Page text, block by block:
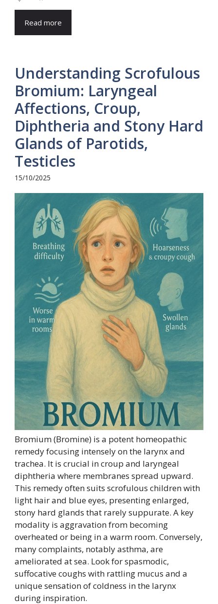
Read more
Understanding Scrofulous
Bromium: Laryngeal
Affections, Croup,
Diphtheria and Stony Hard
Glands of Parotids,
Testicles
15/10/2025
Bromium (Bromine) is a potent homeopathic
remedy focusing intensely on the larynx and
trachea. It is crucial in croup and laryngeal
diphtheria where membranes spread upward.
This remedy often suits scrofulous children with
light hair and blue eyes, presenting enlarged,
stony hard glands that rarely suppurate. A key
modality is aggravation from becoming
overheated or being in a warm room. Conversely,
many complaints, notably asthma, are
ameliorated at sea. Look for spasmodic,
suffocative coughs with rattling mucus and a
unique sensation of coldness in the larynx
during inspiration.